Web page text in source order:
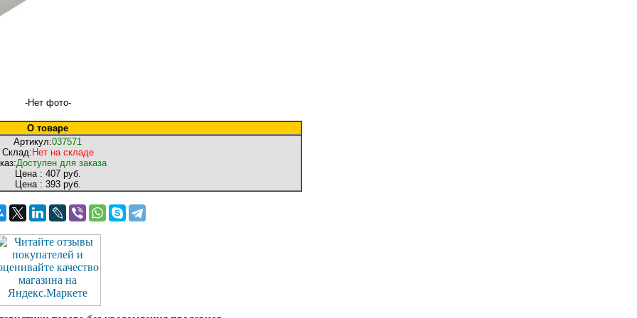
-Нет фото-
О товаре
Артикул:037571
Склад: Нет на складе
Доступен для заказа
Цена : 407 руб.
Цена : 393 руб.